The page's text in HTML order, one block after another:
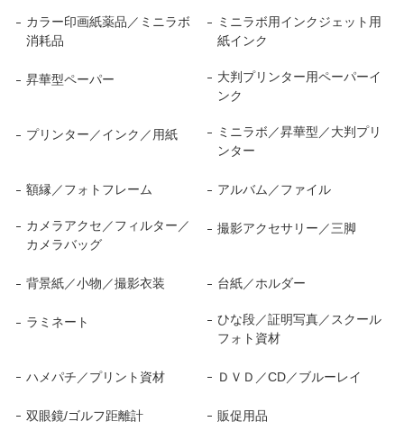
カラー印画紙薬品／ミニラボ
消耗品
ミニラボ用インクジェット用
紙インク
昇華型ペーパー
大判プリンター用ペーパーイ
ンク
プリンター／インク／用紙
ミニラボ／昇華型／大判プリ
ンター
額縁／フォトフレーム アルバム／ファイル
カメラアクセ／フィルター／
カメラバッグ
撮影アクセサリー／三脚
背景紙／小物／撮影衣装 台紙／ホルダー
ラミネート
ひな段／証明写真／スクール
フォト資材
ハメパチ／プリント資材 ＤＶＤ／CD／ブルーレイ
双眼鏡/ゴルフ距離計 販促用品